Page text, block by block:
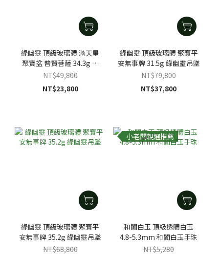
綠幽靈 頂級玻璃體 滿天星
聚寶盆 普賢菩薩 34.3g 綠
幽靈吊墜
NT$49,800
NT$23,800
綠幽靈 頂級玻璃體 聚寶平
安無事牌 31.5g 綠幽靈吊墜
NT$79,800
NT$37,800
綠幽靈 頂級玻璃體 聚寶平
安無事牌 35.2g 綠幽靈吊墜
NT$68,800
小老闆親選推薦
和闐白玉 頂級透體白玉
4.8-5.3mm 和闐白玉手珠
NT$5,280